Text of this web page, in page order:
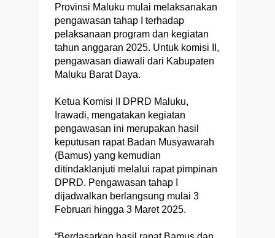
Provinsi Maluku mulai melaksanakan
pengawasan tahap I terhadap
pelaksanaan program dan kegiatan
tahun anggaran 2025. Untuk komisi II,
pengawasan diawali dari Kabupaten
Maluku Barat Daya.
Ketua Komisi II DPRD Maluku,
Irawadi, mengatakan kegiatan
pengawasan ini merupakan hasil
keputusan rapat Badan Musyawarah
(Bamus) yang kemudian
ditindaklanjuti melalui rapat pimpinan
DPRD. Pengawasan tahap I
dijadwalkan berlangsung mulai 3
Februari hingga 3 Maret 2025.